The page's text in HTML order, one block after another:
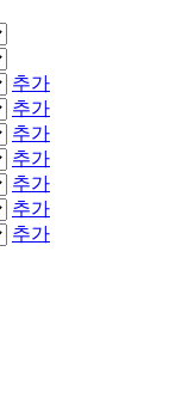
추가
추가
추가
추가
추가
추가
추가